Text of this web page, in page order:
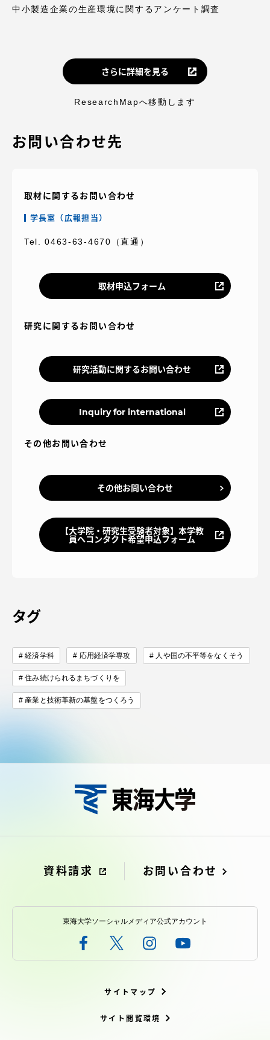
中小製造企業の生産環境に関するアンケート調査
さらに詳細を見る
ResearchMapへ移動します
お問い合わせ先
取材に関するお問い合わせ
学長室（広報担当）
Tel. 0463-63-4670（直通）
取材申込フォーム
研究に関するお問い合わせ
研究活動に関するお問い合わせ
Inquiry for international
その他お問い合わせ
その他お問い合わせ
【大学院・研究生受験者対象】本学教
員へコンタクト希望申込フォーム
タグ
経済学科 応用経済学専攻 人や国の不平等をなくそう
住み続けられるまちづくりを
産業と技術革新の基盤をつくろう
資料請求 お問い合わせ
東海大学ソーシャルメディア公式アカウント
サイトマップ
サイト閲覧環境